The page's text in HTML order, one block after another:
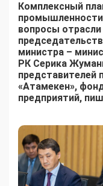
Комплексный
промышленности
вопросы
министра –
РК Серика
представителей
«Атамекен»,
предприятий,